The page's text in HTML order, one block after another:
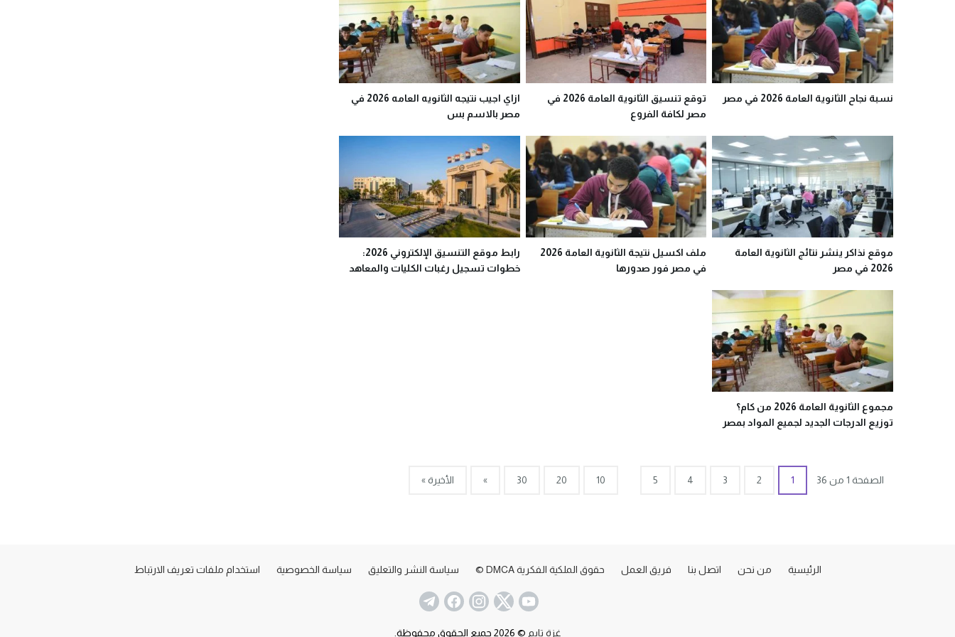
نسبة نجاح الثانوية العامة 2026 في مصر
توقع تنسيق الثانوية العامة 2026 في
مصر لكافة الفروع
ازاي اجيب نتيجه الثانويه العامه 2026 في
مصر بالاسم بس
موقع نذاكر ينشر نتائج الثانوية العامة
2026 في مصر
ملف اكسيل نتيجة الثانوية العامة 2026
في مصر فور صدورها
رابط موقع التنسيق الإلكتروني 2026:
خطوات تسجيل رغبات الكليات والمعاهد
مجموع الثانوية العامة 2026 من كام؟
توزيع الدرجات الجديد لجميع المواد بمصر
الصفحة 1 من 36 1
2
3
4
5
10
20
30
» الأخيرة »
الرئيسية من نحن اتصل بنا فريق العمل حقوق الملكية الفكرية DMCA © سياسة النشر والتعليق سياسة الخصوصية استخدام ملفات تعريف الارتباط
غزة تايم © 2026 جميع الحقوق محفوظة.